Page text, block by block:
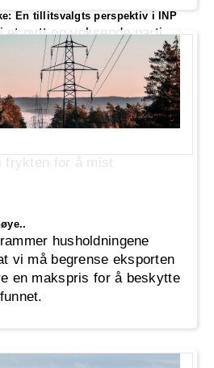
En tillitsvalgts perspektiv i INP
nytt og voksende parti
(INP) er alt
utfordrer det etablerte og
nye ideer for å styre
ofte skepsis, motstand og
så vanskelig å skape
frykten for å mist
husholdningene
vi må begrense eksporten
en makspris for å beskytte